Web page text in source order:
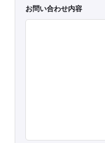
お問い合わせ内容